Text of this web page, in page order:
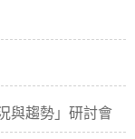
與趨勢」研討會